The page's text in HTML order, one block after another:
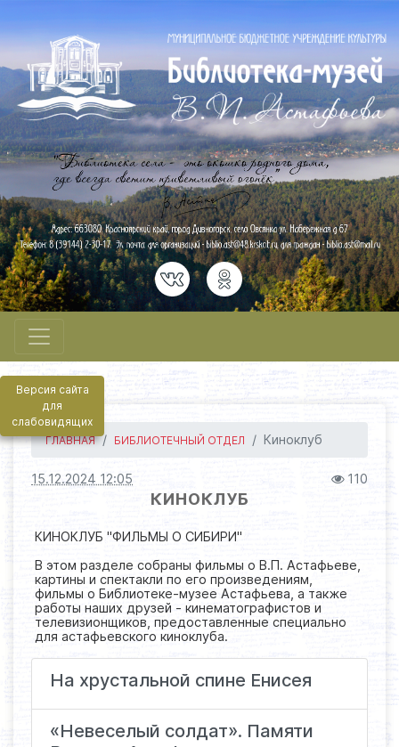
Версия сайта
для
слабовидящих
ГЛАВНАЯ
БИБЛИОТЕЧНЫЙ ОТДЕЛ Киноклуб
15.12.2024 12:05 110
КИНОКЛУБ
КИНОКЛУБ "ФИЛЬМЫ О СИБИРИ"
В этом разделе собраны фильмы о В.П. Астафьеве,
картины и спектакли по его произведениям,
фильмы о Библиотеке-музее Астафьева, а также
работы наших друзей - кинематографистов и
телевизионщиков, предоставленные специально
для астафьевского киноклуба.
На хрустальной спине Енисея
«Невеселый солдат». Памяти